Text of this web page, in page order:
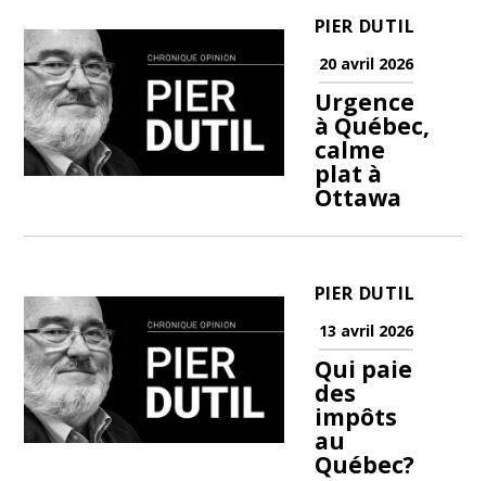
PIER DUTIL
20 avril 2026
Urgence
à Québec,
calme
plat à
Ottawa
PIER DUTIL
13 avril 2026
Qui paie
des
impôts
au
Québec?